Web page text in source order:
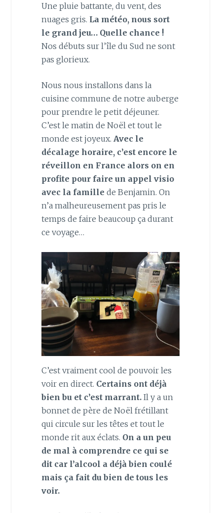
Une pluie battante, du vent, des
nuages gris. La météo, nous sort
le grand jeu… Quelle chance !
Nos débuts sur l’île du Sud ne sont
pas glorieux.
Nous nous installons dans la
cuisine commune de notre auberge
pour prendre le petit déjeuner.
C’est le matin de Noël et tout le
monde est joyeux. Avec le
décalage horaire, c’est encore le
réveillon en France alors on en
profite pour faire un appel visio
avec la famille de Benjamin. On
n’a malheureusement pas pris le
temps de faire beaucoup ça durant
ce voyage…
C’est vraiment cool de pouvoir les
voir en direct. Certains ont déjà
bien bu et c’est marrant.Il y a un
bonnet de père de Noël frétillant
qui circule sur les têtes et tout le
monde rit aux éclats. On a un peu
de mal à comprendre ce qui se
dit car l’alcool a déjà bien coulé
mais ça fait du bien de tous les
voir.